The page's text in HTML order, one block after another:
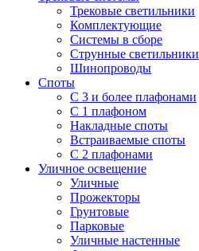
Трековые светильники
Комплектующие
Системы в сборе
Струнные светильники
Шинопроводы
Споты
С 3 и более плафонами
С 1 плафоном
Накладные споты
Встраиваемые споты
С 2 плафонами
Уличное освещение
Уличные
Прожекторы
Грунтовые
Парковые
Уличные настенные